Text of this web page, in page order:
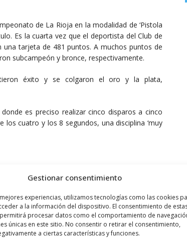
Gestionar consentimiento
experiencias, utilizamos tecnologías como las cookies
a la información del dispositivo. El consentimiento de
procesar datos como el comportamiento de
únicas en este sitio. No consentir o retirar el consentimiento,
a ciertas características y funciones.
de La Rioja en la modalidad de ‘Pistola
Es la cuarta vez que el deportista del Club de
tarjeta de 481 puntos. A muchos puntos de
subcampeón y bronce, respectivamente.
éxito y se colgaron el oro y la plata,
es preciso realizar cinco disparos a cinco
cuatro y los 8 segundos, una disciplina ‘muy